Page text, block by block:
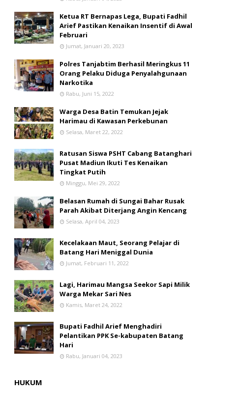
Ketua RT Bernapas Lega, Bupati Fadhil
Arief Pastikan Kenaikan Insentif di Awal
Februari
Jumat, Januari 20, 2023
Polres Tanjabtim Berhasil Meringkus 11
Orang Pelaku Diduga Penyalahgunaan
Narkotika
Rabu, Juni 15, 2022
Warga Desa Batin Temukan Jejak
Harimau di Kawasan Perkebunan
Selasa, Maret 22, 2022
Ratusan Siswa PSHT Cabang Batanghari
Pusat Madiun Ikuti Tes Kenaikan
Tingkat Putih
Minggu, Mei 29, 2022
Belasan Rumah di Sungai Bahar Rusak
Parah Akibat Diterjang Angin Kencang
Selasa, April 04, 2023
Kecelakaan Maut, Seorang Pelajar di
Batang Hari Meniggal Dunia
Jumat, Februari 11, 2022
Lagi, Harimau Mangsa Seekor Sapi Milik
Warga Mekar Sari Nes
Kamis, Maret 24, 2022
Bupati Fadhil Arief Menghadiri
Pelantikan PPK Se-kabupaten Batang
Hari
Rabu, Januari 04, 2023
HUKUM